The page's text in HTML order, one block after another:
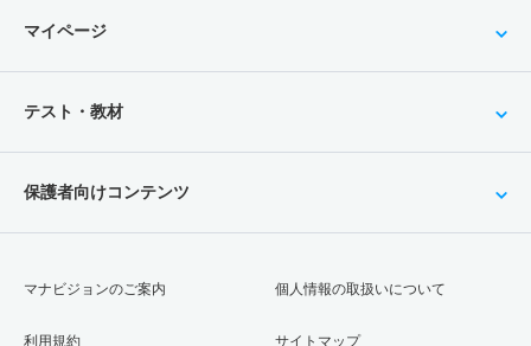
マイページ
テスト・教材
保護者向けコンテンツ
マナビジョンのご案内
利用規約
個人情報の取扱いについて
サイトマップ